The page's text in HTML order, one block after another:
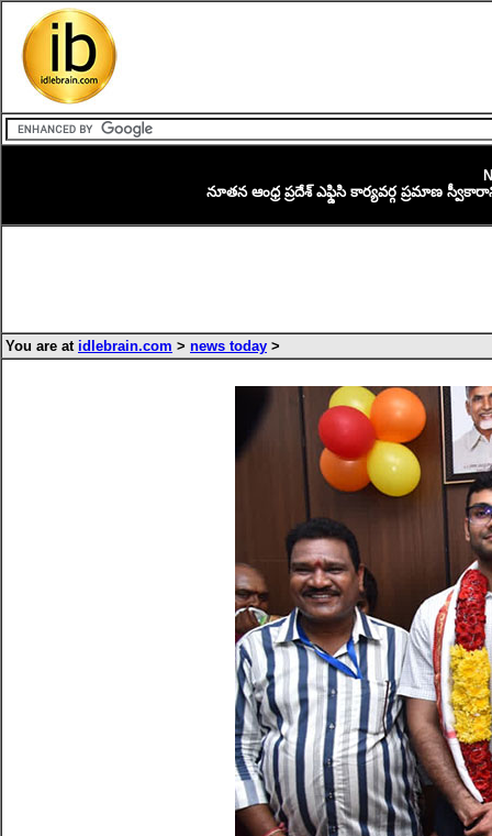
నూతన ఆంధ్ర ప్రదేశ్ ఎఫ్డిసి కార్యవర్గ ప్రమాణ
You are at idlebrain.com > news today >